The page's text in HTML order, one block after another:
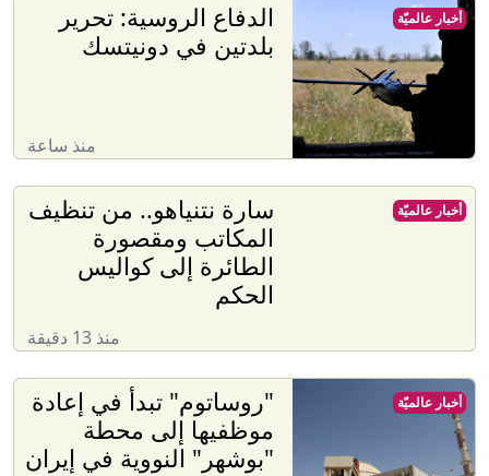
الدفاع الروسية: تحرير
بلدتين في دونيتسك
منذ ساعة
أخبار عالميّة
سارة نتنياهو.. من تنظيف
المكاتب ومقصورة
الطائرة إلى كواليس
الحكم
منذ 13 دقيقة
أخبار عالميّة
"روساتوم" تبدأ في إعادة
موظفيها إلى محطة
"بوشهر" النووية في إيران
أخبار عالميّة